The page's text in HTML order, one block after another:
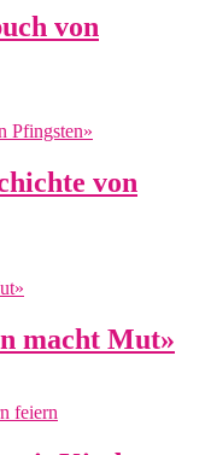
von
von
macht Mut»